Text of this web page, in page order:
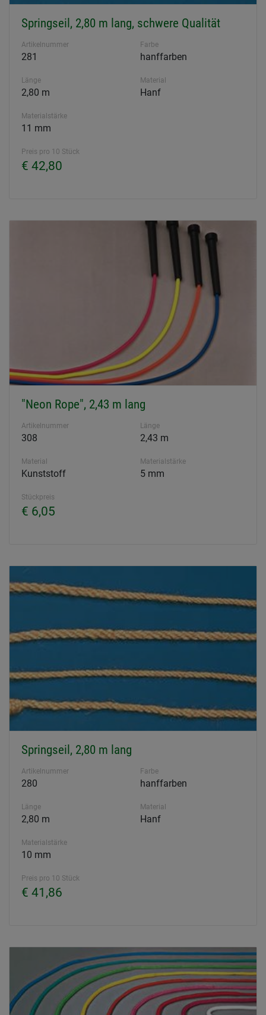
Springseil, 2,80 m lang, schwere Qualität
Artikelnummer
281
Farbe
hanffarben
Länge
2,80 m
Material
Hanf
Materialstärke
11 mm
Preis pro 10 Stück
€ 42,80
"Neon Rope", 2,43 m lang
Artikelnummer
308
Länge
2,43 m
Material
Kunststoff
Materialstärke
5 mm
Stückpreis
€ 6,05
Springseil, 2,80 m lang
Artikelnummer
280
Farbe
hanffarben
Länge
2,80 m
Material
Hanf
Materialstärke
10 mm
Preis pro 10 Stück
€ 41,86